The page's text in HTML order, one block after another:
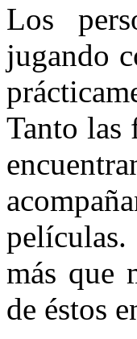
Los
jugando
Tanto las
más que
de éstos